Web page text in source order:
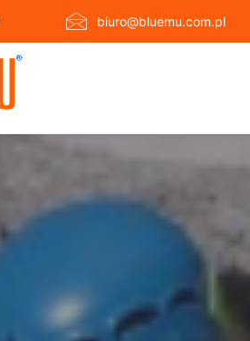
biuro@bluemu.com.pl